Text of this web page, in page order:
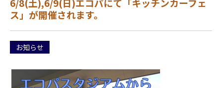
6/8(土),6/9(日)エコパにて「キッチンカーフェ
ス」が開催されます。
お知らせ